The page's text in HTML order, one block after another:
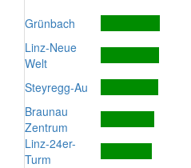
Grünbach
Linz-Neue
Welt
Steyregg-Au
Braunau
Zentrum
Linz-24er-
Turm